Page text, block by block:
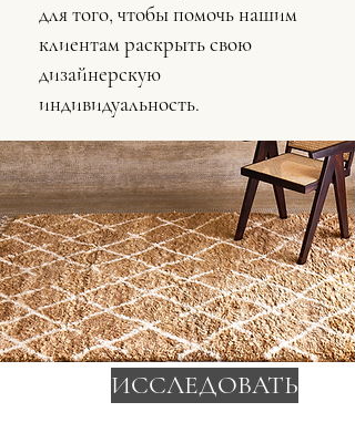
для того, чтобы помочь нашим
клиентам раскрыть свою
дизайнерскую
индивидуальность.
ИССЛЕДОВАТЬ